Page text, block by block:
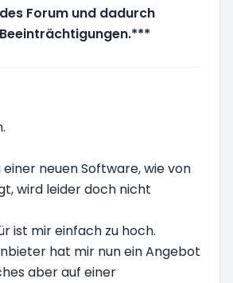
Forum und dadurch
einer neuen Software, wie von
wird leider doch nicht
ist mir einfach zu hoch.
hat mir nun ein Angebot
aber auf einer